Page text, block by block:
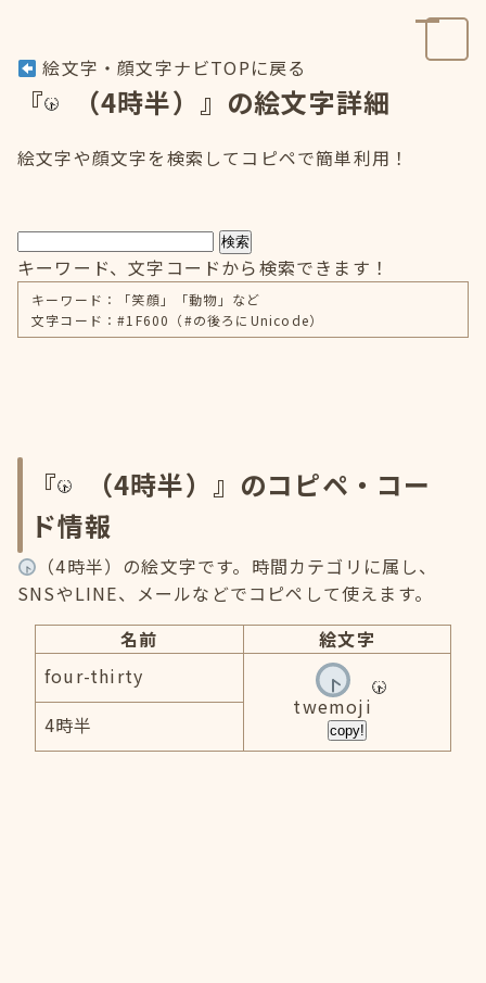
絵文字・顔文字ナビTOPに戻る
『 （4時半）』の絵文字詳細
絵文字や顔文字を検索してコピペで簡単利用！
検索
キーワード、文字コードから検索できます！
キーワード：「笑顔」「動物」など
文字コード：#1F600（#の後ろにUnicode）
『
（4時半）』のコピペ・コー
ド情報
（4時半）の絵文字です。時間カテゴリに属し、
SNSやLINE、メールなどでコピペして使えます。
名前
絵文字
four-thirty
twemoji
copy!
4時半